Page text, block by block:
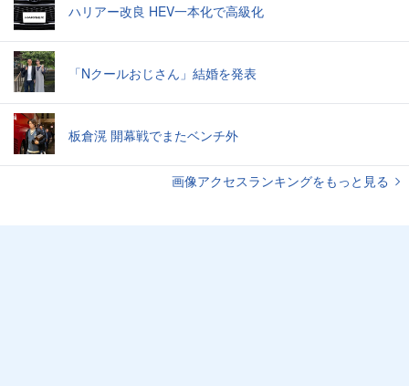
ハリアー改良 HEV一本化で高級化
「Nクールおじさん」結婚を発表
板倉滉 開幕戦でまたベンチ外
画像アクセスランキングをもっと見る